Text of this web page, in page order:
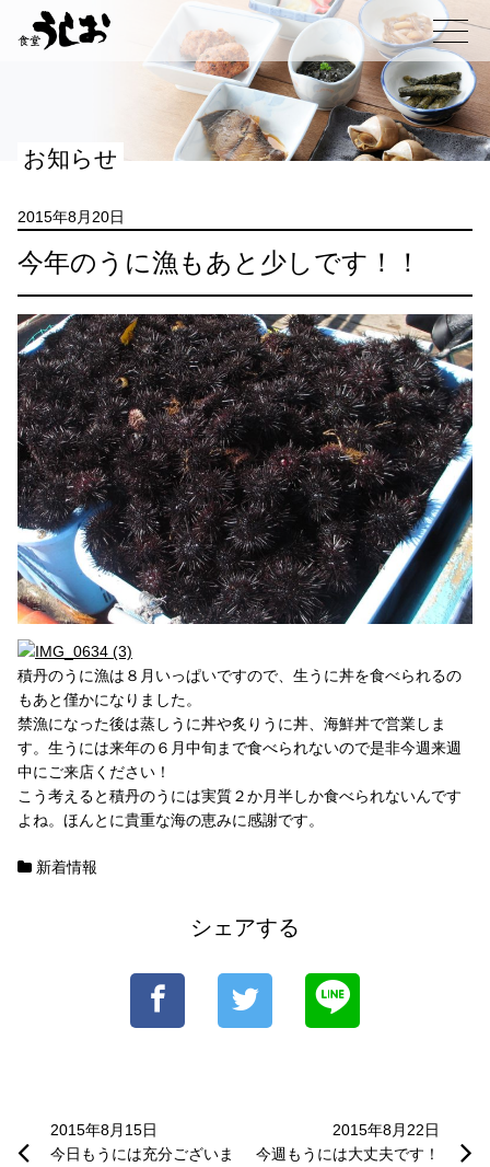
メニュー
お知らせ
2015年8月20日
今年のうに漁もあと少しです！！
積丹のうに漁は８月いっぱいですので、生うに丼を食べられるの
もあと僅かになりました。
禁漁になった後は蒸しうに丼や炙りうに丼、海鮮丼で営業しま
す。生うには来年の６月中旬まで食べられないので是非今週来週
中にご来店ください！
こう考えると積丹のうには実質２か月半しか食べられないんです
よね。ほんとに貴重な海の恵みに感謝です。
新着情報
シェアする
2015年8月15日
今日もうには充分ございま
2015年8月22日
今週もうには大丈夫です！